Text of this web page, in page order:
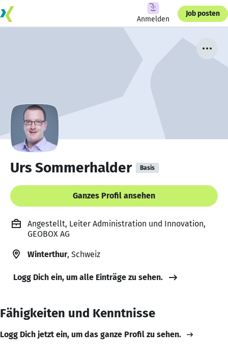
Anmelden
Job posten
Urs Sommerhalder Basis
Ganzes Profil ansehen
Angestellt, Leiter Administration und Innovation,
GEOBOX AG
Winterthur, Schweiz
Logg Dich ein, um alle Einträge zu sehen.
Fähigkeiten und Kenntnisse
Logg Dich jetzt ein, um das ganze Profil zu sehen.